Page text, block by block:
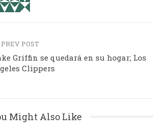
PREV POST
Griffin se quedará en su hogar; Los
Clippers
Might Also Like